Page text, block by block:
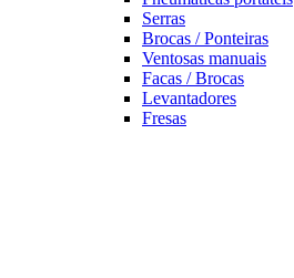
Serras
Brocas / Ponteiras
Ventosas manuais
Facas / Brocas
Levantadores
Fresas